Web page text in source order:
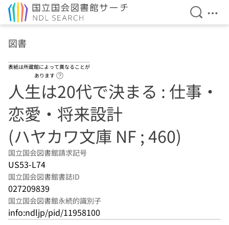
検索を
メ
図書
表紙は所蔵館によって異なることが
あります
人生は20代で決まる : 仕事・
恋愛・将来設計
(ハヤカワ文庫 NF ; 460)
国立国会図書館請求記号
US53-L74
国立国会図書館書誌ID
027209839
国立国会図書館永続的識別子
info:ndljp/pid/11958100